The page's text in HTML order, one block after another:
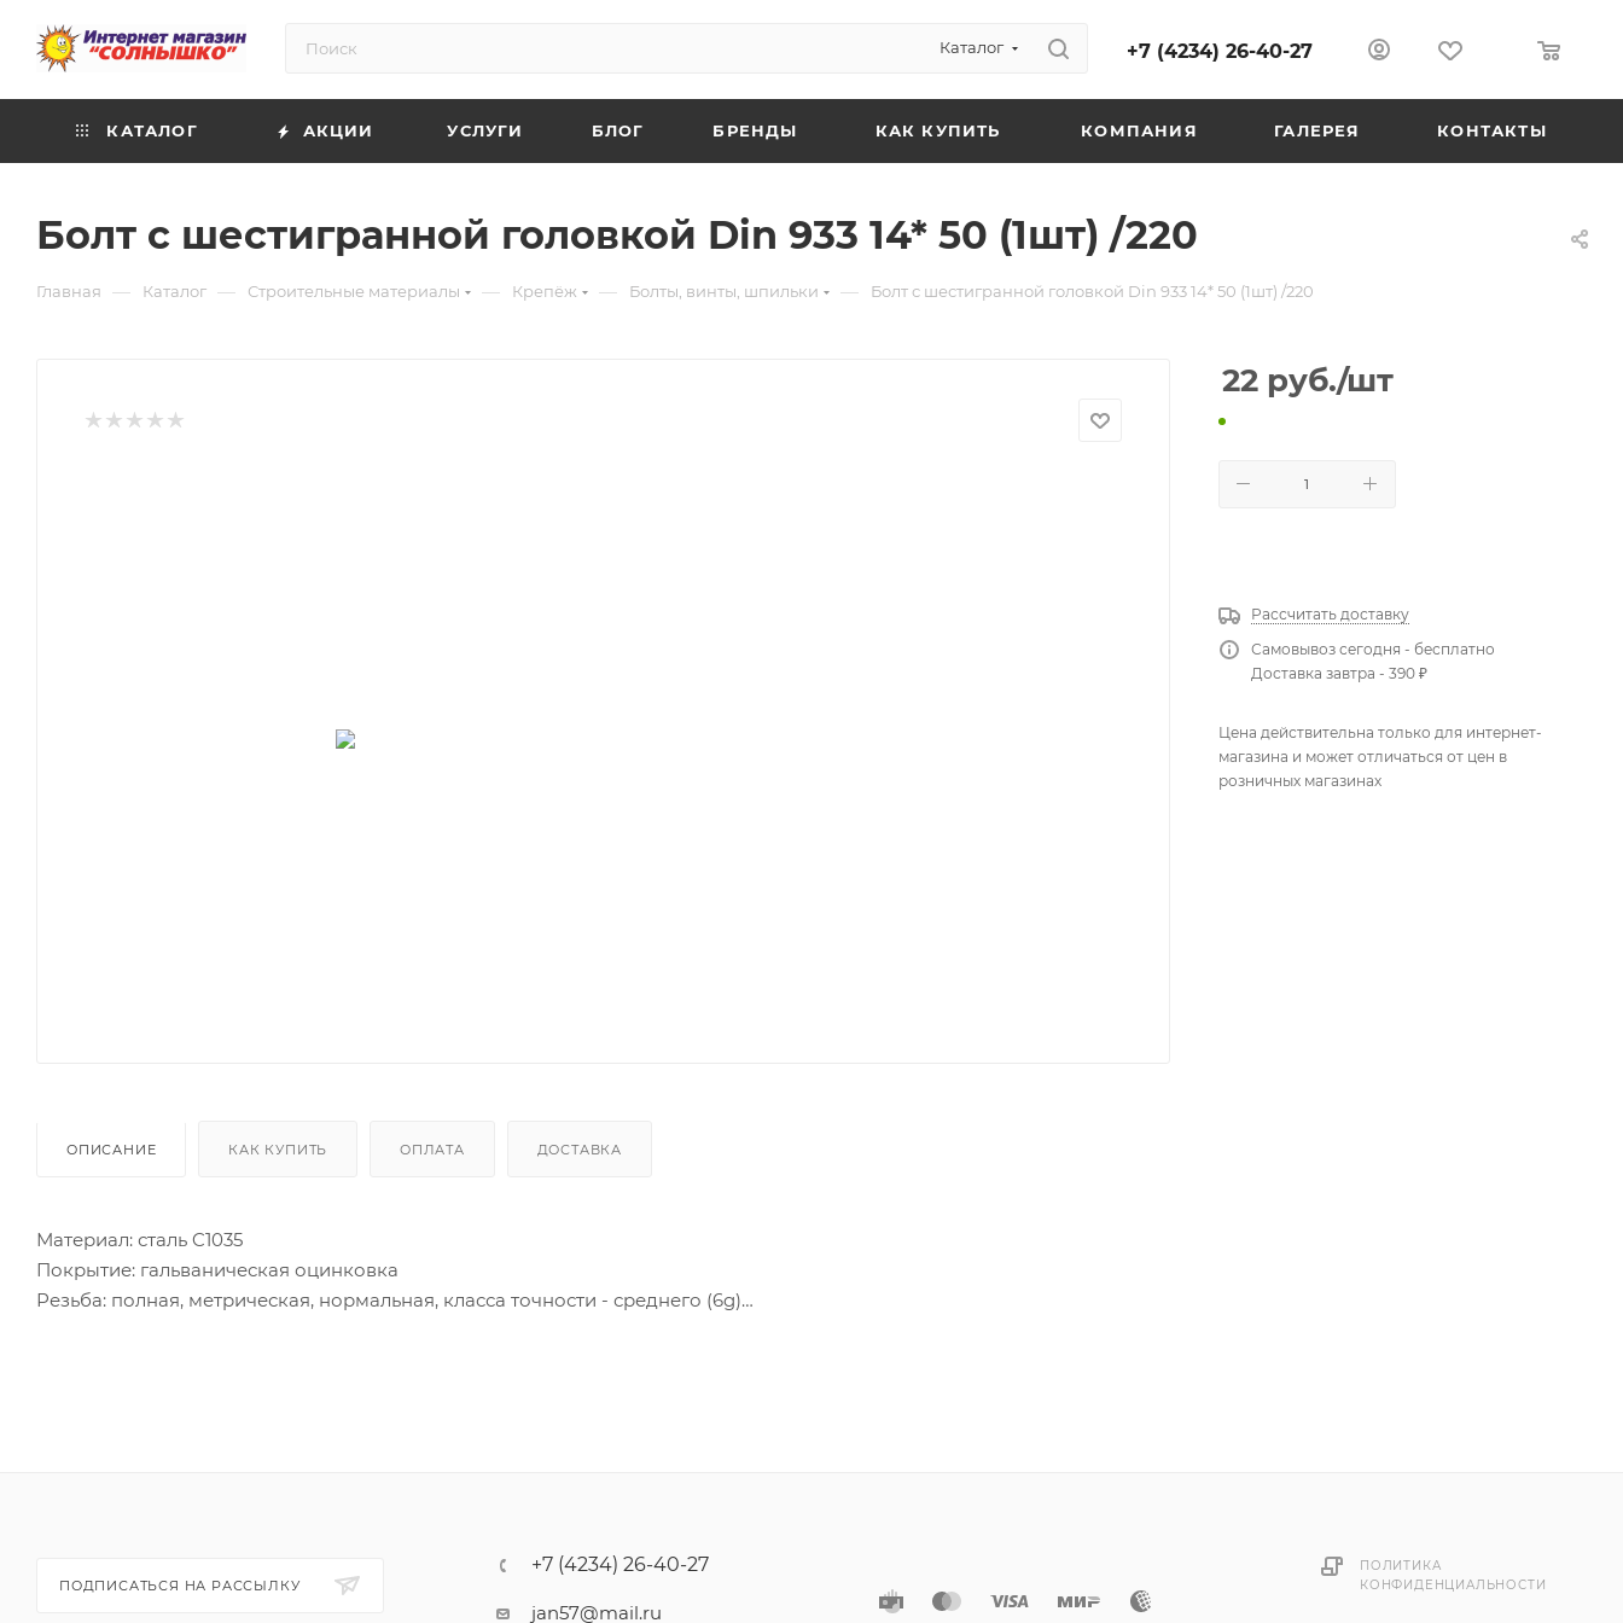
Каталог +7 (4234) 26-40-27
КАТАЛОГ АКЦИИ УСЛУГИ БЛОГ БРЕНДЫ КАК КУПИТЬ КОМПАНИЯ ГАЛЕРЕЯ КОНТАКТЫ
Болт с шестигранной головкой Din 933 14* 50 (1шт) /220
Главная — Каталог — Строительные материалы — Крепёж — Болты, винты, шпильки — Болт с шестигранной головкой Din 933 14* 50 (1шт) /220
ОПИСАНИЕ КАК КУПИТЬ ОПЛАТА ДОСТАВКА
Материал: сталь C1035
Покрытие: гальваническая оцинковка
Резьба: полная, метрическая, нормальная, класса точности - среднего (6g)
22 руб./шт
Рассчитать доставку
Самовывоз сегодня - бесплатно
Доставка завтра - 390 ₽
Цена действительна только для интернет-
магазина и может отличаться от цен в
розничных магазинах
ПОДПИСАТЬСЯ НА РАССЫЛКУ
+7 (4234) 26-40-27
jan57@mail.ru
ПОЛИТИКА
КОНФИДЕНЦИАЛЬНОСТИ